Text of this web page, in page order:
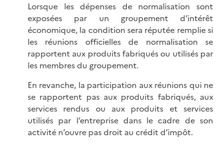
Lorsque les dépenses de normalisation sont
exposées par un groupement d’intérêt
économique, la condition sera réputée remplie si
les réunions officielles de normalisation se
rapportent aux produits fabriqués ou utilisés par
les membres du groupement.
En revanche, la participation aux réunions qui ne
se rapportent pas aux produits fabriqués, aux
services rendus ou aux produits et services
utilisés par l’entreprise dans le cadre de son
activité n’ouvre pas droit au crédit d’impôt.